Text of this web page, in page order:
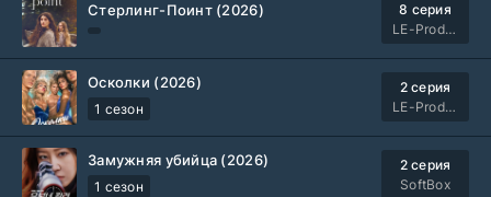
Стерлинг-Поинт (2026)
8 серия
LE-Production
Осколки (2026)
1 сезон
2 серия
LE-Production
Замужняя убийца (2026)
1 сезон
2 серия
SoftBox